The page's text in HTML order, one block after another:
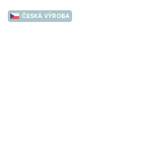
ČESKÁ VÝROBA